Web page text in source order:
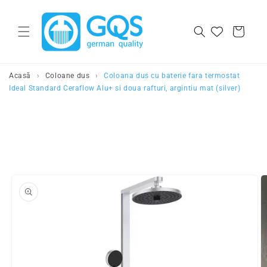
Salt la continut
Cos
Acasă › Coloane dus ›
Coloana dus cu baterie fara termostat
Ideal Standard Ceraflow Alu+ si doua rafturi, argintiu mat (silver)